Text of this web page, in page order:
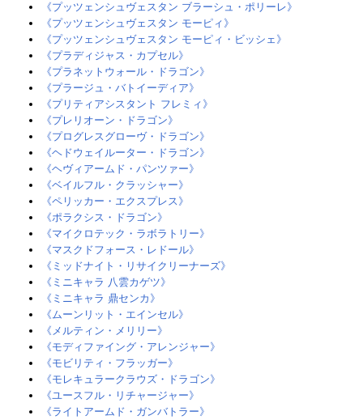
《プッツェンシュヴェスタン ブラーシュ・ポリーレ》
《プッツェンシュヴェスタン モーピィ》‎
《プッツェンシュヴェスタン モーピィ・ビッシェ》
《プラディジャス・カプセル》
《プラネットウォール・ドラゴン》‎
《プラージュ・バトイーディア》‎
《プリティアシスタント フレミィ》
《プレリオーン・ドラゴン》
《プログレスグローヴ・ドラゴン》‎
《ヘドウェイルーター・ドラゴン》
《ヘヴィアームド・パンツァー》‎
《ベイルフル・クラッシャー》‎
《ペリッカー・エクスプレス》‎
《ポラクシス・ドラゴン》
《マイクロテック・ラボラトリー》
《マスクドフォース・レドール》
《ミッドナイト・リサイクリーナーズ》‎
《ミニキャラ 八雲カゲツ》
《ミニキャラ 鼎センカ》
《ムーンリット・エインセル》
《メルティン・メリリー》
《モディファイング・アレンジャー》
《モビリティ・フラッガー》
《モレキュラークラウズ・ドラゴン》
《ユースフル・リチャージャー》
《ライトアームド・ガンバトラー》